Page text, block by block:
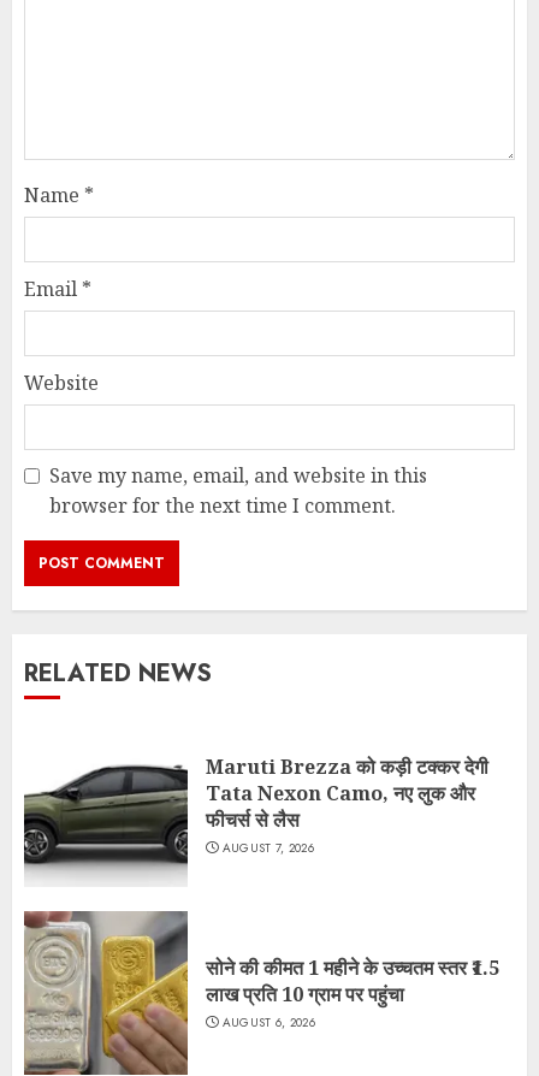
Name *
Email *
Website
Save my name, email, and website in this
browser for the next time I comment.
RELATED NEWS
Maruti Brezza को कड़ी टक्कर देगी
Tata Nexon Camo, नए लुक और
फीचर्स से लैस
AUGUST 7, 2026
सोने की कीमत 1 महीने के उच्चतम स्तर ₹1.5
लाख प्रति 10 ग्राम पर पहुंचा
AUGUST 6, 2026